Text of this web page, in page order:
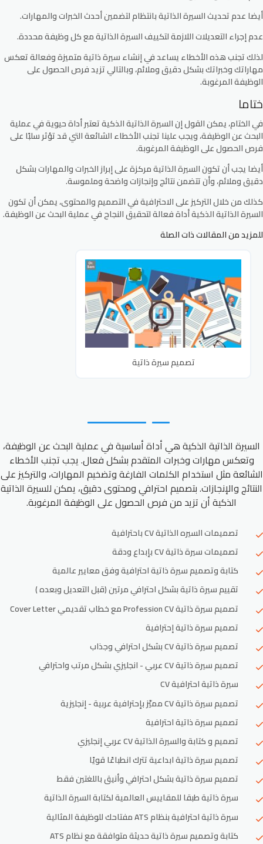
أيضا عدم تحديث السيرة الذاتية بانتظام لتضمين أحدث الخبرات والمهارات.
عدم إجراء التعديلات اللازمة لتكييف السيرة الذاتية مع كل وظيفة محددة.
لذلك تجنب هذه الأخطاء يساعد في إنشاء سيرة ذاتية متميزة وفعالة تعكس
مهاراتك وخبراتك بشكل دقيق وملائم، وبالتالي تزيد فرص الحصول على
الوظيفة المرغوبة.
ختاما
في الختام، يمكن القول إن السيرة الذاتية الذكية تعتبر أداة حيوية في عملية
البحث عن الوظيفة، ويجب علينا تجنب الأخطاء الشائعة التي قد تؤثر سلبًا على
فرص الحصول على الوظيفة المرغوبة.
أيضا يجب أن تكون السيرة الذاتية مركزة على إبراز الخبرات والمهارات بشكل
دقيق وملائم، وأن تتضمن نتائج وإنجازات واضحة وملموسة.
كذلك من خلال التركيز على الاحترافية في التصميم والمحتوى، يمكن أن تكون
السيرة الذاتية الذكية أداة فعالة لتحقيق النجاح في عملية البحث عن الوظيفة.
للمزيد من المقالات ذات الصلة
تصميم سيرة ذاتية
السيرة الذاتية الذكية هي أداة أساسية في عملية البحث عن الوظيفة،
وتعكس مهارات وخبرات المتقدم بشكل فعال. يجب تجنب الأخطاء
الشائعة مثل استخدام الكلمات الفارغة وتضخيم المهارات، والتركيز على
النتائج والإنجازات. بتصميم احترافي ومحتوى دقيق، يمكن للسيرة الذاتية
الذكية أن تزيد من فرص الحصول على الوظيفة المرغوبة.
تصميمات السيره الذاتية CV باحترافية
تصميمات سيرة ذاتية CV بإبداع ودقة
كتابة وتصميم سيرة ذاتية احترافية وفق معايير عالمية
تقييم سيرة ذاتية بشكل احترافي مرتين (قبل التعديل وبعده )
تصميم سيرة ذاتية Profession CV مع خطاب تقديمي Cover Letter
تصميم سيرة ذاتية إحترافية
تصميم سيرة ذاتية CV بشكل احترافي وجذاب
تصميم سيرة ذاتية CV عربي - انجليزي بشكل مرتب واحترافي
سيرة ذاتية احترافية CV
تصميم سيرة ذاتية CV مميّز بإحترافية عربية - إنجليزية
تصميم سيرة ذاتية احترافية
تصميم و كتابة والسيرة الذاتية CV عربي إنجليزي
تصميم سيرة ذاتية ابداعية تترك انطباعًا قويًا
تصميم سيرة ذاتية بشكل احترافي وأنيق باللغتين فقط
سيرة ذاتية طبقا للمقاييس العالمية لكتابة السيرة الذاتية
سيرة ذاتية احترافية بنظام ATS مفتاحك للوظيفة المثالية
كتابة وتصميم سيرة ذاتية حديثة متوافقة مع نظام ATS